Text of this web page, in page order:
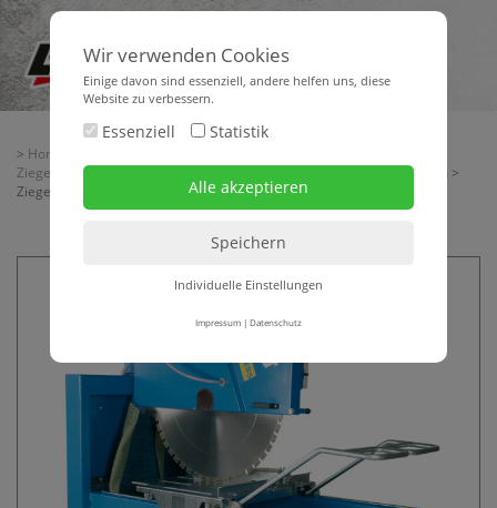
> Home
Ziegelschneidmaschinen - Steinbandsägen
Ziegelschneidmaschinen
>
Ziegelschneidmaschine TYROLIT TME 1000 P
Wir verwenden Cookies
Einige davon sind essenziell, andere helfen uns, diese
Website zu verbessern.
Essenziell Statistik
Individuelle Einstellungen
Impressum| Datenschutz